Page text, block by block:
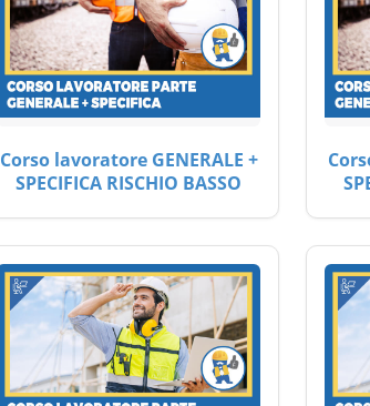
Corso lavoratore GENERALE +
SPECIFICA RISCHIO BASSO